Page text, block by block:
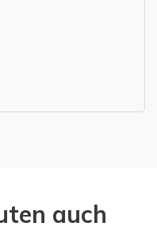
auch